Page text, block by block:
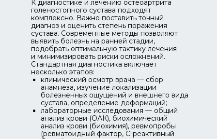
К диагностике и лечению остеоартрита
голеностопного сустава подходят
комплексно. Важно поставить точный
диагноз и оценить степень поражения
сустава. Современные методы позволяют
выявить болезнь на ранней стадии,
подобрать оптимальную тактику лечения
и минимизировать риски осложнений.
Стандартная диагностика включает
несколько этапов:
клинический осмотр врача — сбор
анамнеза, изучение локализации
болезненных ощущений и внешнего вида
сустава, определение деформаций;
лабораторные исследования — общий
анализ крови (ОАК), биохимический
анализ крови (биохимия), ревмопробы
(ревматоидный фактор, C-реактивный